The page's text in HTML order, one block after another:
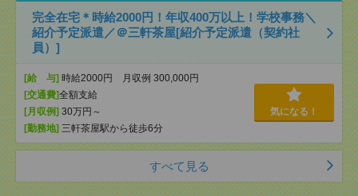
完全在宅＊時給2000円！年収400万以上！学校事務＼
紹介予定派遣／＠三軒茶屋[紹介予定派遣（契約社
員）]
[給 与] 時給2000円 月収例 300,000円
[交通費]全額支給
[月収例] 30万円～
[勤務地] 三軒茶屋駅から徒歩6分
気になる！
すべて見る